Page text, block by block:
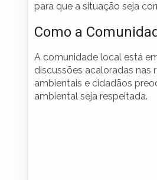
para que a situação seja
Como a
A comunidade local está
discussões acaloradas nas
ambientais e cidadãos
ambiental seja respeitada.